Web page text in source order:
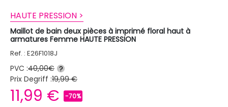
HAUTE PRESSION >
Maillot de bain deux pièces à imprimé floral haut à
armatures Femme HAUTE PRESSION
Ref. : E26F1018J
PVC :40,00€ ?
Prix Degriff :19,99 €
11,99 € -70%